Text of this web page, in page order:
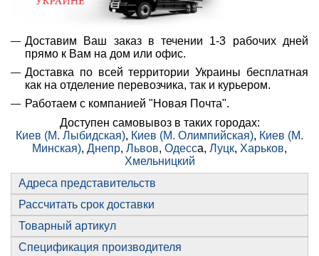
Доставим Ваш заказ в течении 1-3 рабочих дней
прямо к Вам на дом или офис.
Доставка по всей территории Украины бесплатная
как на отделение перевозчика, так и курьером.
Работаем с компанией "Новая Почта".
Доступен самовывоз в таких городах:
Киев (М. Лыбидская), Киев (М. Олимпийская), Киев (М.
Минская), Днепр, Львов, Одесса, Луцк, Харьков,
Хмельницкий
Адреса представительств
Рассчитать срок доставки
Товарный артикул
Спецификация производителя